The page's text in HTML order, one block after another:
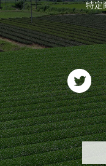
おすすめのお茶
お茶に合うスイーツ
ログアウト
特定